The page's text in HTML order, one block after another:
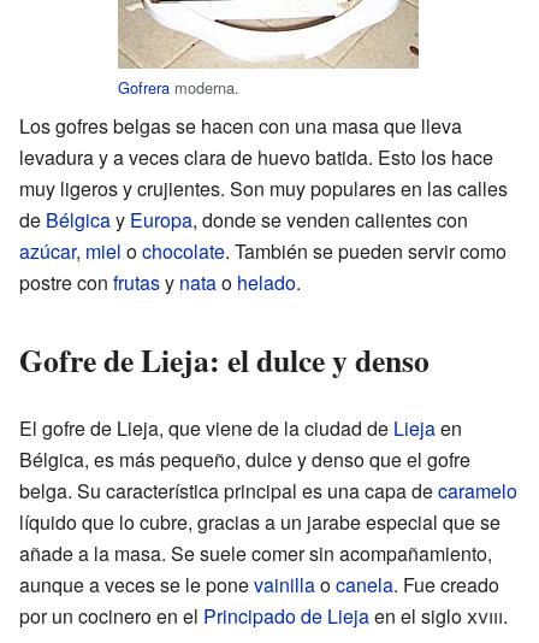
Gofrera moderna.
Los gofres belgas se hacen con una masa que lleva
levadura y a veces clara de huevo batida. Esto los hace
muy ligeros y crujientes. Son muy populares en las calles
de Bélgicay Europa, donde se venden calientes con
azúcar, miel ochocolate. También se pueden servir como
postre con frutasy natao helado.
Gofre de Lieja: el dulce y denso
El gofre de Lieja, que viene de la ciudad de Liejaen
Bélgica, es más pequeño, dulce y denso que el gofre
belga. Su característica principal es una capa decaramelo
líquido que lo cubre, gracias a un jarabe especial que se
añade a la masa. Se suele comer sin acompañamiento,
aunque a veces se le ponevainillaocanela. Fue creado
por un cocinero en el Principado de Liejaen el sigloxviii.